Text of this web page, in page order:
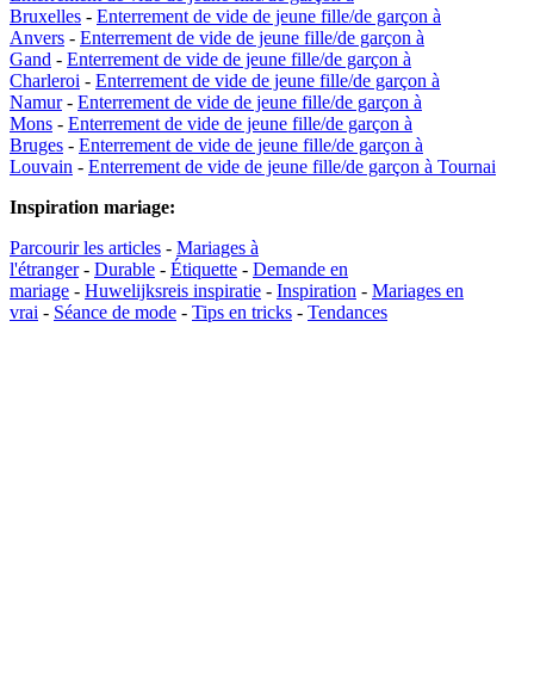
Bruxelles - Enterrement de vide de jeune fille/de garçon à
Anvers - Enterrement de vide de jeune fille/de garçon à
Gand - Enterrement de vide de jeune fille/de garçon à
Charleroi - Enterrement de vide de jeune fille/de garçon à
Namur- Enterrement de vide de jeune fille/de garçon à
Mons - Enterrement de vide de jeune fille/de garçon à
Bruges - Enterrement de vide de jeune fille/de garçon à
Louvain - Enterrement de vide de jeune fille/de garçon à Tournai
Inspiration mariage:
Parcourir les articles - Mariages à
l'étranger- Durable - Étiquette - Demande en
mariage - Huwelijksreis inspiratie - Inspiration - Mariages en
vrai - Séance de mode - Tips en tricks - Tendances